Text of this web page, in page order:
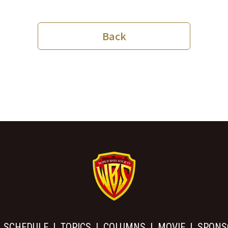
Back